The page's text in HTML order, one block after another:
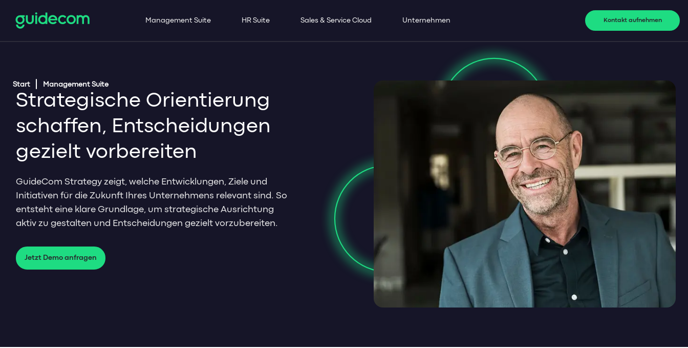
Management Suite HR Suite Sales & Service Cloud Unternehmen Kontakt aufnehmen
Start Management Suite
Strategische Orientierung
schaffen, Entscheidungen
gezielt vorbereiten
GuideCom Strategy zeigt, welche Entwicklungen, Ziele und
Initiativen für die Zukunft Ihres Unternehmens relevant sind. So
entsteht eine klare Grundlage, um strategische Ausrichtung
aktiv zu gestalten und Entscheidungen gezielt vorzubereiten.
Jetzt Demo anfragen